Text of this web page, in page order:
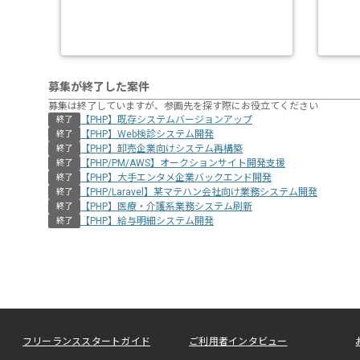
募集が終了した案件
募集は終了していますが、参画先を探す際にお役立てください
終了 【PHP】既存システムバージョンアップ
終了 【PHP】Web検診システム開発
終了 【PHP】卸売企業向けシステム再構築
終了 【PHP/PM/AWS】オークションサイト開発支援
終了 【PHP】大手エンタメ企業バックエンド開発
終了 【PHP/Laravel】某マテハン会社向け業務システム開発
終了 【PHP】医療・介護系業務システム刷新
終了 【PHP】給与明細システム開発
フリーランススタートガイド ご利用者インタビュー